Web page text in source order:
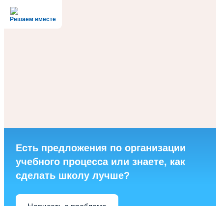
Решаем вместе
Есть предложения по организации
учебного процесса или знаете, как
сделать школу лучше?